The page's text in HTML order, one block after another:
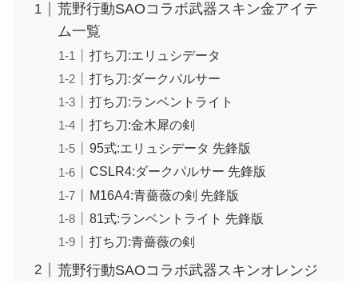
荒野行動SAOコラボ武器スキン金アイテ
ム一覧
打ち刀:エリュシデータ
打ち刀:ダークパルサー
打ち刀:ランベントライト
打ち刀:金木犀の剣
95式:エリュシデータ 先鋒版
CSLR4:ダークパルサー 先鋒版
M16A4:青薔薇の剣 先鋒版
81式:ランベントライト 先鋒版
打ち刀:青薔薇の剣
荒野行動SAOコラボ武器スキンオレンジ